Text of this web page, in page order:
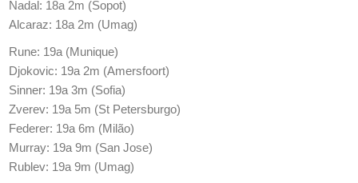
Nadal: 18a 2m (Sopot)
Alcaraz: 18a 2m (Umag)
Rune: 19a (Munique)
Djokovic: 19a 2m (Amersfoort)
Sinner: 19a 3m (Sofia)
Zverev: 19a 5m (St Petersburgo)
Federer: 19a 6m (Milão)
Murray: 19a 9m (San Jose)
Rublev: 19a 9m (Umag)